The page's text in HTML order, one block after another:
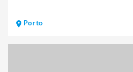
Porto